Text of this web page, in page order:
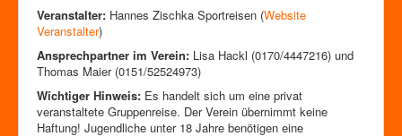
Veranstalter: Hannes Zischka Sportreisen (Website
Veranstalter)
Ansprechpartner im Verein: Lisa Hackl (0170/4447216) und
Thomas Maier (0151/52524973)
Wichtiger Hinweis: Es handelt sich um eine privat
veranstaltete Gruppenreise. Der Verein übernimmt keine
Haftung! Jugendliche unter 18 Jahre benötigen eine